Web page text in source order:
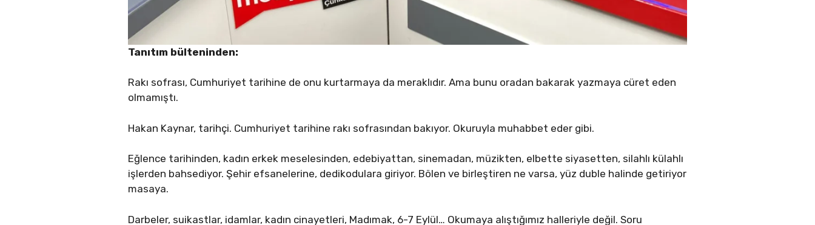
Tanıtım bülteninden:
Rakı sofrası, Cumhuriyet tarihine de onu kurtarmaya da meraklıdır. Ama bunu oradan bakarak yazmaya cüret eden
olmamıştı.
Hakan Kaynar, tarihçi. Cumhuriyet tarihine rakı sofrasından bakıyor. Okuruyla muhabbet eder gibi.
Eğlence tarihinden, kadın erkek meselesinden, edebiyattan, sinemadan, müzikten, elbette siyasetten, silahlı külahlı
işlerden bahsediyor. Şehir efsanelerine, dedikodulara giriyor. Bölen ve birleştiren ne varsa, yüz duble halinde getiriyor
masaya.
Darbeler, suikastlar, idamlar, kadın cinayetleri, Madımak, 6-7 Eylül… Okumaya alıştığımız halleriyle değil. Soru